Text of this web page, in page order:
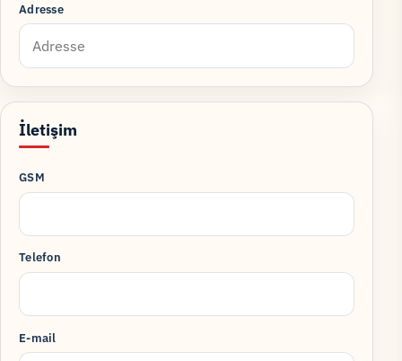
Adresse
İletişim
GSM
Telefon
E-mail